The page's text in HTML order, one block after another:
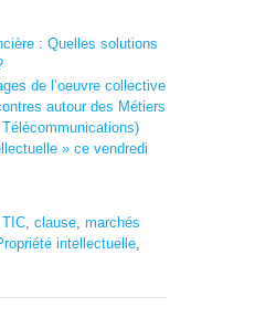
: Quelles solutions
de l’oeuvre collective
autour des Métiers
» ce vendredi
, clause, marchés
intellectuelle,